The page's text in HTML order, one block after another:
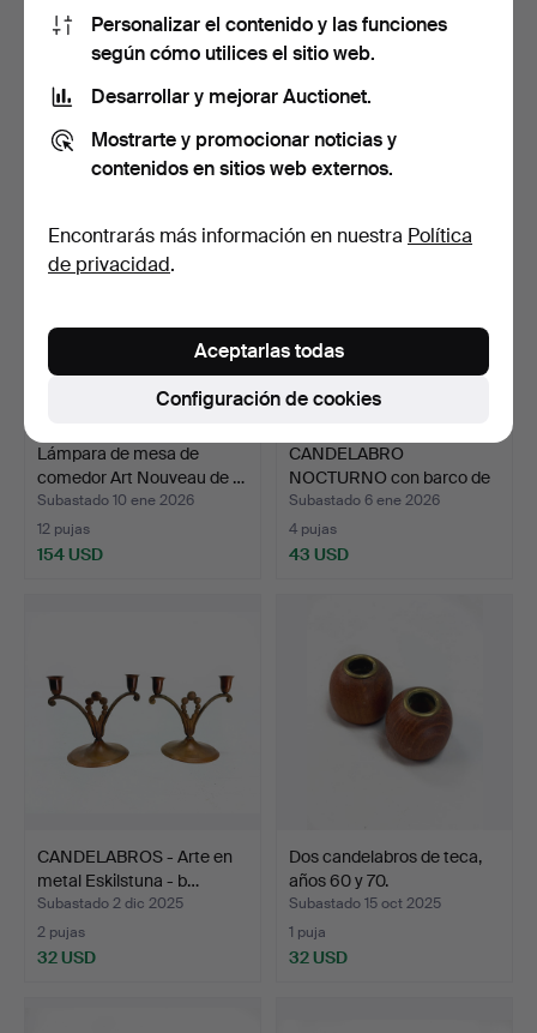
Faroles con forma de vela,
Subastado 4 feb 2026
16 pujas
149 USD
PORTAVELAS TASERUD,
Subastado 27 ene 2026
48 USD
Lámpara de mesa de
comedor Art Nouveau de …
Subastado 10 ene 2026
12 pujas
154 USD
CANDELABRO
NOCTURNO con barco de
1900.
Subastado 6 ene 2026
4 pujas
43 USD
CANDELABROS - Arte en
metal Eskilstuna - b…
Subastado 2 dic 2025
2 pujas
32 USD
Dos candelabros de teca,
años 60 y 70.
Subastado 15 oct 2025
1 puja
32 USD
Personalizar el contenido y las funciones
según cómo utilices el sitio web.
Desarrollar y mejorar Auctionet.
Mostrarte y promocionar noticias y
contenidos en sitios web externos.
Encontrarás más información en nuestra Política
de privacidad.
Configuración de cookies
Aceptarlas todas